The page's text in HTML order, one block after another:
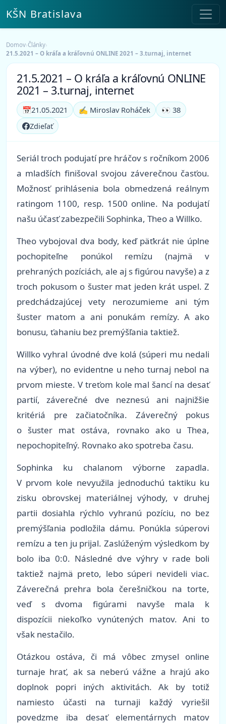
KŠN Bratislava
Domov›Články›
21.5.2021 – O kráľa a kráľovnú ONLINE 2021 – 3.turnaj, internet
21.5.2021 – O kráľa a kráľovnú ONLINE
2021 – 3.turnaj, internet
📅21.05.2021 ✍️ Miroslav Roháček
👀 38
Zdieľať
Seriál troch podujatí pre hráčov s ročníkom 2006
a mladších finišoval svojou záverečnou časťou.
Možnosť prihlásenia bola obmedzená reálnym
ratingom 1100, resp. 1500 online. Na podujatí
našu účasť zabezpečili Sophinka, Theo a Willko.
Theo vybojoval dva body, keď päťkrát nie úplne
pochopiteľne ponúkol remízu (najmä v
prehraných pozíciách, ale aj s figúrou navyše) a z
troch pokusom o šuster mat jeden krát uspel. Z
predchádzajúcej vety nerozumieme ani tým
šuster matom a ani ponukám remízy. A ako
bonusu, ťahaniu bez premýšľania taktiež.
Willko vyhral úvodné dve kolá (súperi mu nedali
na výber), no evidentne u neho turnaj nebol na
prvom mieste. V treťom kole mal šancí na desať
partií, záverečné dve neznesú ani najnižšie
kritériá pre začiatočníka. Záverečný pokus
o šuster mat ostáva, rovnako ako u Thea,
nepochopiteľný. Rovnako ako spotreba času.
Sophinka ku chalanom výborne zapadla.
V prvom kole nevyužila jednoduchú taktiku ku
zisku obrovskej materiálnej výhody, v druhej
partii dosiahla rýchlo vyhranú pozíciu, no bez
premýšľania podložila dámu. Ponúkla súperovi
remízu a ten ju prijal. Zaslúženým výsledkom by
bolo iba 0:0. Následné dve výhry v rade boli
taktiež najmä preto, lebo súperi nevideli viac.
Záverečná prehra bola čerešničkou na torte,
veď s dvoma figúrami navyše mala k
dispozícii niekoľko vynútených matov. Ani to
však nestačilo.
Otázkou ostáva, či má vôbec zmysel online
turnaje hrať, ak sa neberú vážne a hrajú ako
doplnok popri iných aktivitách. Ak by totiž
namiesto účasti na turnaji každý vyriešil
povedzme iba desať elementárnych matov